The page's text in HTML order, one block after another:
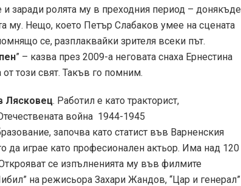
и заради ролята му в преходния период – донякъде
му. Нещо, което Петър Слабаков умее на сцената
се, разплаквайки зрителя всеки път.
” – казва през 2009-а неговата снаха Ернестина
този свят. Такъв го помним.
Лясковец. Работил е като тракторист,
война 1944-1945
започва като статист във Варненския
да играе като професионален актьор. Има над 120
се изпълненията му във филмите
на режисьора Захари Жандов, “Цар и генерал”